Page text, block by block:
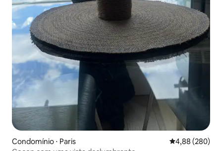
Condomínio ⋅ Paris 4,88 de uma
4,88 (280)